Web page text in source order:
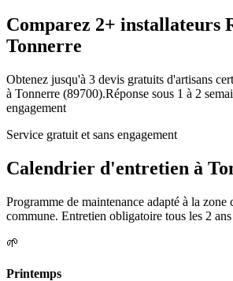
Comparez 2+ installateurs
Tonnerre
Obtenez jusqu'à 3 devis gratuits d'artisans
à Tonnerre (89700).Réponse sous 1 à 2
engagement
Service gratuit et sans engagement
Calendrier d'entretien à
Programme de maintenance adapté à la
commune. Entretien obligatoire tous les 2
🌱
Printemps